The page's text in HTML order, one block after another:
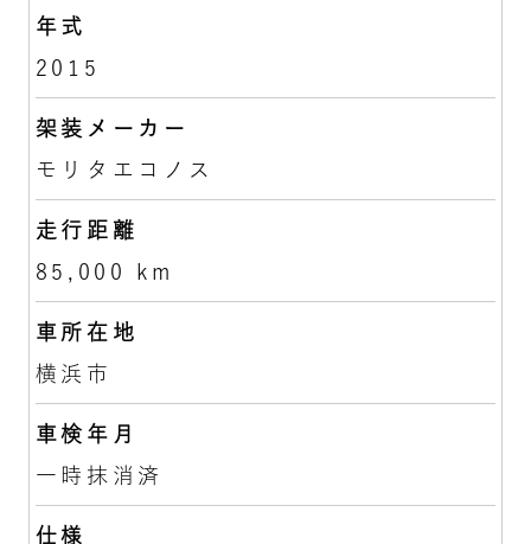
年式
2015
架装メーカー
モリタエコノス
走行距離
85,000 km
車所在地
横浜市
車検年月
一時抹消済
仕様